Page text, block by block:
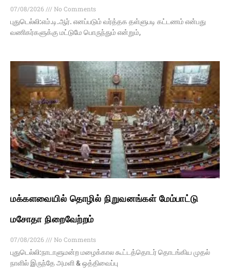
07/08/2026
No Comments
புதுடெல்லி:எம்.டி.ஆர். எனப்படும் வர்த்தக தள்ளுபடி கட்டணம் என்பது
வணிகர்களுக்கு மட்டுமே பொருந்தும் என்றும்,
மக்களவையில் தொழில் நிறுவனங்கள் மேம்பாட்டு
மசோதா நிறைவேற்றம்
07/08/2026
No Comments
புதுடெல்லி:நாடாளுமன்ற மழைக்கால கூட்டத்தொடர் தொடங்கிய முதல்
நாளில் இருந்தே அமளி & ஒத்திவைப்பு